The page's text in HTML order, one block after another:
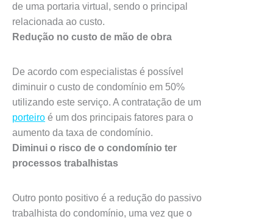
de uma portaria virtual, sendo o principal
relacionada ao custo.
Redução no custo de mão de obra
De acordo com especialistas é possível
diminuir o custo de condomínio em 50%
utilizando este serviço. A contratação de um
porteiro é um dos principais fatores para o
aumento da taxa de condomínio.
Diminui o risco de o condomínio ter
processos trabalhistas
Outro ponto positivo é a redução do passivo
trabalhista do condomínio, uma vez que o